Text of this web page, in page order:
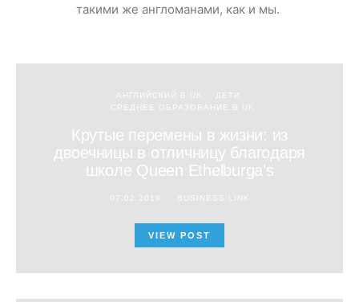
такими же англоманами, как и мы.
АНГЛИЙСКИЙ В UK
ДЕТИ
СРЕДНЕЕ ОБРАЗОВАНИЕ В UK
Крутые перемены в жизни: из
двоечницы в отличницу благодаря
школе Queen Ethelburga’s
07.02.2019 BUSINESS LINK
VIEW POST